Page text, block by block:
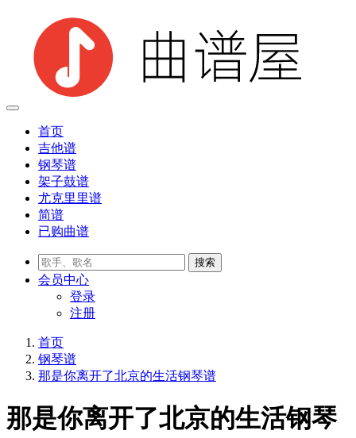
首页
吉他谱
钢琴谱
架子鼓谱
尤克里里谱
简谱
已购曲谱
会员中心
登录
注册
首页
钢琴谱
那是你离开了北京的生活钢琴谱
那是你离开了北京的生活钢琴